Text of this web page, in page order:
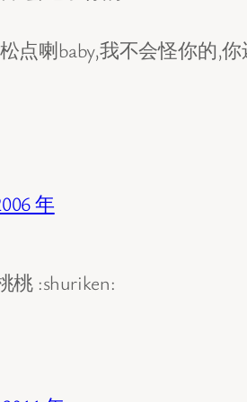
点喇baby,我不会怪你的,
年
桃 :shuriken: